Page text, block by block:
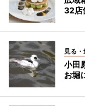
32店
見る
小田
お堀